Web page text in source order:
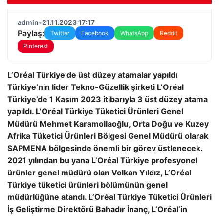
admin•21.11.2023 17:17
Paylaş: Twitter Facebook WhatsApp
Reddit
Pinterest
L’Oréal Türkiye’de üst düzey atamalar yapıldı
Türkiye’nin lider Tekno-Güzellik şirketi L’Oréal
Türkiye’de 1 Kasım 2023 itibarıyla 3 üst düzey atama
yapıldı. L’Oréal Türkiye Tüketici Ürünleri Genel
Müdürü Mehmet Karamollaoğlu, Orta Doğu ve Kuzey
Afrika Tüketici Ürünleri Bölgesi Genel Müdürü olarak
SAPMENA bölgesinde önemli bir görev üstlenecek.
2021 yılından bu yana L’Oréal Türkiye profesyonel
ürünler genel müdürü olan Volkan Yıldız, L’Oréal
Türkiye tüketici ürünleri bölümünün genel
müdürlüğüne atandı. L’Oréal Türkiye Tüketici Ürünleri
İş Geliştirme Direktörü Bahadır İnanç, L’Oréal’in